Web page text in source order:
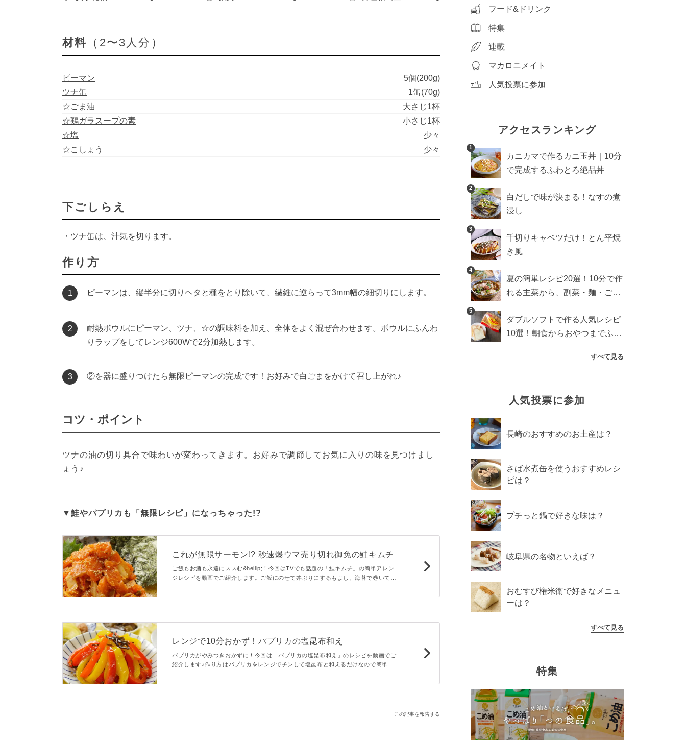
材料 （2〜3人分）
ピーマン
5個(200g)
ツナ缶
1缶(70g)
☆ごま油
大さじ1杯
☆鶏ガラスープの素
小さじ1杯
☆塩
少々
☆こしょう
少々
下ごしらえ
・ツナ缶は、汁気を切ります。
作り方
1 ピーマンは、縦半分に切りヘタと種をとり除いて、繊維に逆らって3mm幅の細切りにします。
2
耐熱ボウルにピーマン、ツナ、☆の調味料を加え、全体をよく混ぜ合わせます。ボウルにふんわ
りラップをしてレンジ600Wで2分加熱します。
3 ②を器に盛りつけたら無限ピーマンの完成です！お好みで白ごまをかけて召し上がれ♪
コツ・ポイント
ツナの油の切り具合で味わいが変わってきます。お好みで調節してお気に入りの味を見つけまし
ょう♪
▼鮭やパプリカも「無限レシピ」になっちゃった!?
これが無限サーモン!? 秒速爆ウマ売り切れ御免の鮭キムチ
ご飯もお酒も永遠にススむ&hellip;！今回はTVでも話題の「鮭キムチ」の簡単アレン
ジレシピを動画でご紹介します。ご飯にのせて丼ぶりにするもよし、海苔で巻いてお
レンジで10分おかず！パプリカの塩昆布和え
パプリカがやみつきおかずに！今回は「パプリカの塩昆布和え」のレシピを動画でご
紹介します♪作り方はパプリカをレンジでチンして塩昆布と和えるだけなので簡単で
この記事を報告する
フード&ドリンク
特集
連載
マカロニメイト
人気投票に参加
アクセスランキング
1
カニカマで作るカニ玉丼｜10分
で完成するふわとろ絶品丼
2
白だしで味が決まる！なすの煮
浸し
3
千切りキャベツだけ！とん平焼
き風
4
夏の簡単レシピ20選！10分で作
れる主菜から、副菜・麺・ごは
5
ダブルソフトで作る人気レシピ
10選！朝食からおやつまでふん
すべて見る
人気投票に参加
長崎のおすすめのお土産は？
さば水煮缶を使うおすすめレシ
ピは？
プチっと鍋で好きな味は？
岐阜県の名物といえば？
おむすび権米衛で好きなメニュ
ーは？
すべて見る
特集